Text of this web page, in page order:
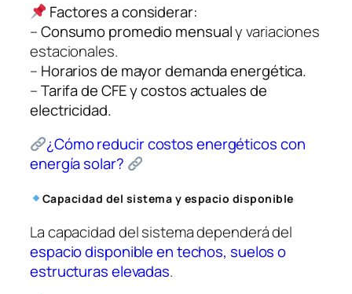
Factores a considerar:
–Consumo promedio mensualy variaciones
estacionales.
– Horarios de mayor demanda energética.
–Tarifa de CFE y costos actuales de
electricidad.
¿Cómo reducir costos energéticos con
energía solar?
Capacidad del sistema y espacio disponible
La capacidad del sistema dependerá del
espacio disponible en techos, suelos o
estructuras elevadas.